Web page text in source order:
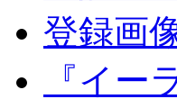
登録画
『イー